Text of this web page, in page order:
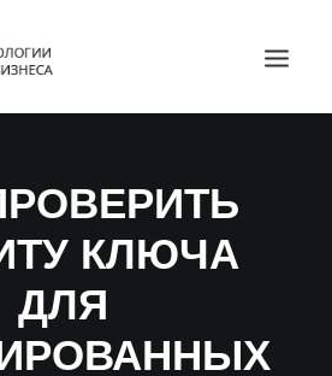
СЕРВЕРОВ
КЛЮЧА
ДЛЯ